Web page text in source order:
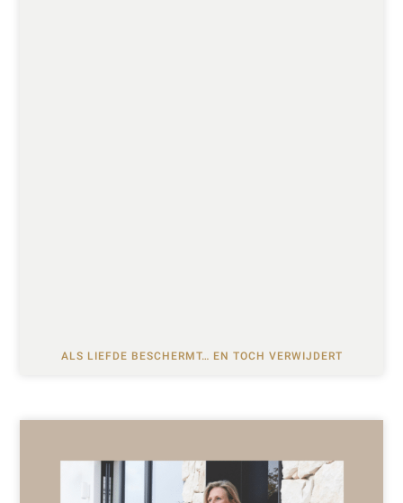
ALS LIEFDE BESCHERMT… EN TOCH VERWIJDERT